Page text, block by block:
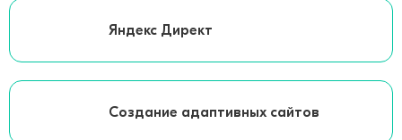
Яндекс Директ
Создание адаптивных сайтов